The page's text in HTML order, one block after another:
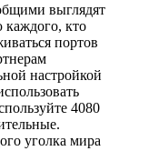
выглядят
каждого, кто
портов
настройкой
4080
уголка мира